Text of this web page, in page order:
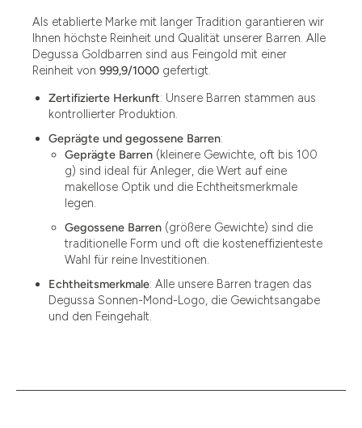
Als etablierte Marke mit langer Tradition garantieren wir
Ihnen höchste Reinheit und Qualität unserer Barren. Alle
Degussa Goldbarren sind aus Feingold mit einer
Reinheit von 999,9/1000 gefertigt.
Zertifizierte Herkunft: Unsere Barren stammen aus
kontrollierter Produktion.
Geprägte und gegossene Barren:
Geprägte Barren (kleinere Gewichte, oft bis 100
g) sind ideal für Anleger, die Wert auf eine
makellose Optik und die Echtheitsmerkmale
legen.
Gegossene Barren (größere Gewichte) sind die
traditionelle Form und oft die kosteneffizienteste
Wahl für reine Investitionen.
Echtheitsmerkmale: Alle unsere Barren tragen das
Degussa Sonnen-Mond-Logo, die Gewichtsangabe
und den Feingehalt.